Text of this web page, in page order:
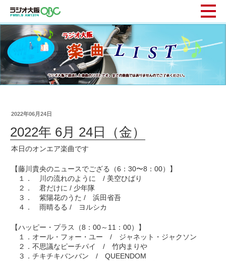
2022年06月24日
2022年 6月 24日（金）
本日のオンエア楽曲です
【藤川貴央のニュースでござる（6：30〜8：00）】
１． 川の流れのように / 美空ひばり
２． 君だけに / 少年隊
３． 紫陽花のうた / 浜田省吾
４． 雨晴るる / ヨルシカ
【ハッピー・プラス（8：00～11：00）】
１．オール・フォー・ユー / ジャネット・ジャクソン
２．不思議なピーチパイ / 竹内まりや
３．チキチキバンバン / QUEENDOM